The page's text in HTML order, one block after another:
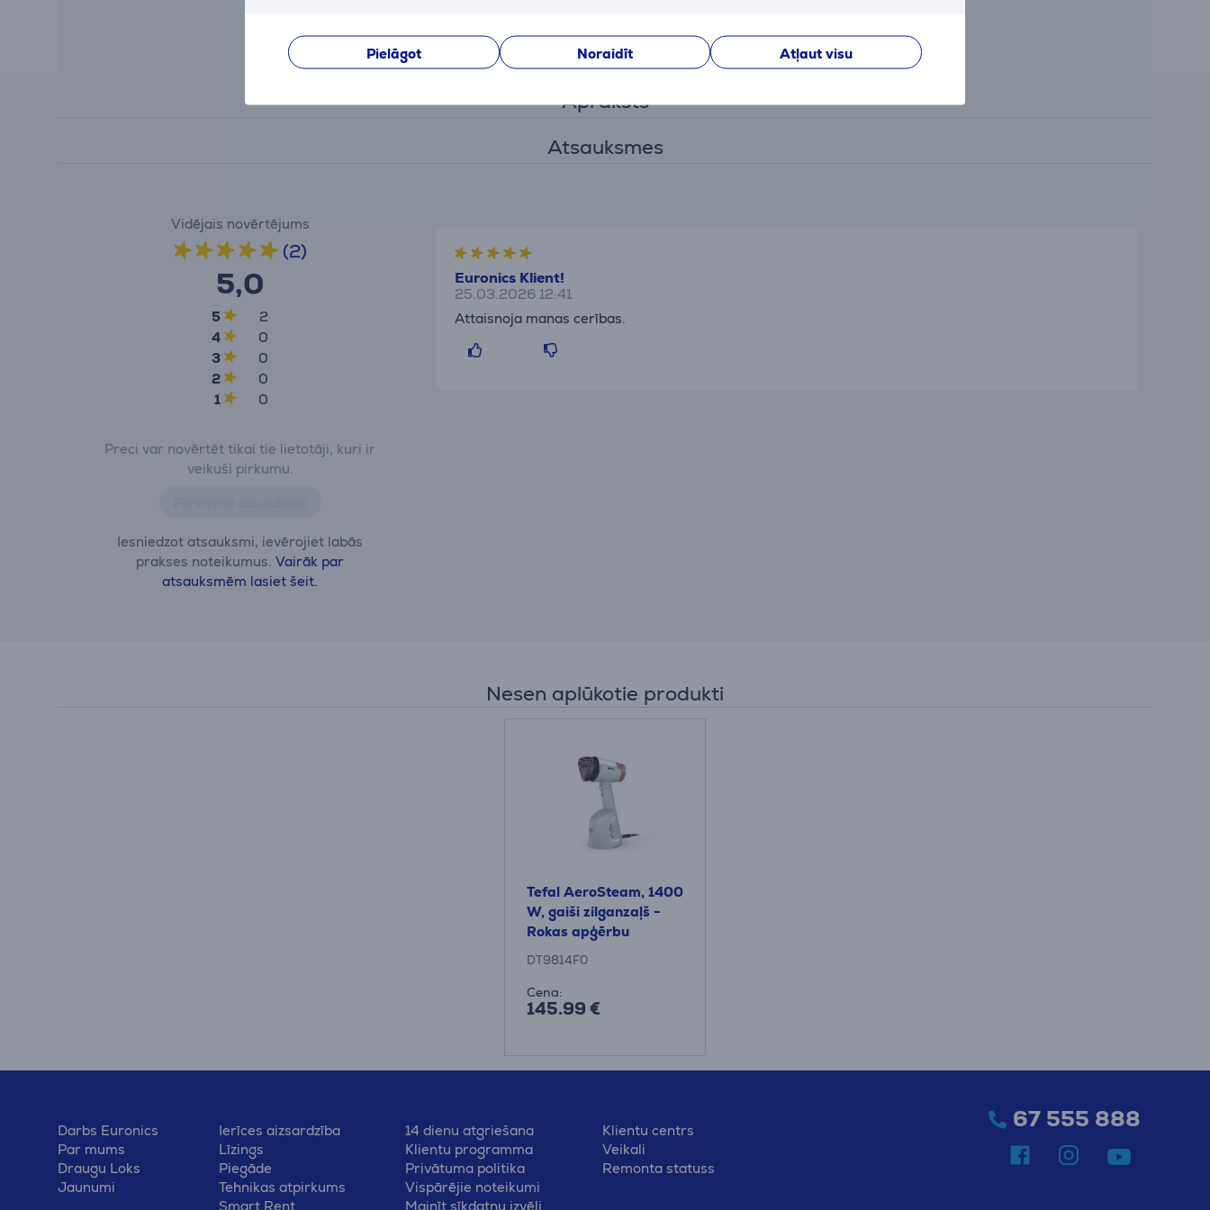
Pielāgot Noraidīt Atļaut visu
Apraksts
Atsauksmes
Vidējais novērtējums
(2)
5,0
5
2
4
0
3
0
2
0
1
0
Preci var novērtēt tikai tie lietotāji, kuri ir
veikuši pirkumu.
Iesniedzot atsauksmi, ievērojiet labās
prakses noteikumus.Vairāk par
atsauksmēm lasiet šeit.
Euronics Klient!
25.03.2026 12:41
Attaisnoja manas cerības.
Nesen aplūkotie produkti
Tefal AeroSteam, 1400
W, gaiši zilganzaļš -
Rokas apģērbu
tvaicētājs
DT9814F0
Cena:
145.99 €
Darbs Euronics
Par mums
Draugu Loks
Jaunumi
Ierīces aizsardzība
Līzings
Piegāde
Tehnikas atpirkums
Smart Rent
14 dienu atgriešana
Klientu programma
Privātuma politika
Vispārējie noteikumi
Mainīt sīkdatņu izvēli
Klientu centrs
Veikali
Remonta statuss
67 555 888